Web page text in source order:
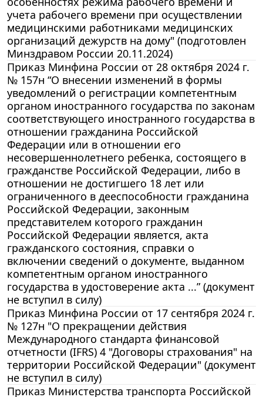
учета рабочего времени при осуществлении
медицинскими работниками медицинских
организаций дежурств на дому" (подготовлен
Минздравом России 20.11.2024)
Приказ Минфина России от 28 октября 2024 г.
№ 157н “О внесении изменений в формы
уведомлений о регистрации компетентным
органом иностранного государства по законам
соответствующего иностранного государства в
отношении гражданина Российской
Федерации или в отношении его
несовершеннолетнего ребенка, состоящего в
гражданстве Российской Федерации, либо в
отношении не достигшего 18 лет или
ограниченного в дееспособности гражданина
Российской Федерации, законным
представителем которого гражданин
Российской Федерации является, акта
гражданского состояния, справки о
включении сведений о документе, выданном
компетентным органом иностранного
государства в удостоверение акта ...” (документ
не вступил в силу)
Приказ Минфина России от 17 сентября 2024 г.
№ 127н "О прекращении действия
Международного стандарта финансовой
отчетности (IFRS) 4 "Договоры страхования" на
территории Российской Федерации" (документ
не вступил в силу)
Приказ Министерства транспорта Российской